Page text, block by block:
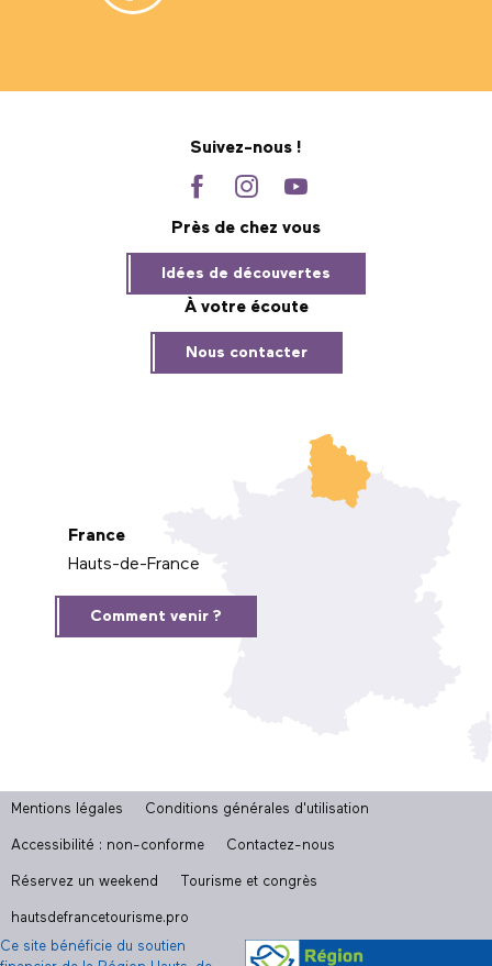
Suivez-nous !
Près de chez vous
Idées de découvertes
À votre écoute
Nous contacter
France
Hauts-de-France
Comment venir ?
Mentions légales Conditions générales d'utilisation
Accessibilité : non-conforme Contactez-nous
Réservez un weekend Tourisme et congrès
hautsdefrancetourisme.pro
Ce site bénéficie du soutien